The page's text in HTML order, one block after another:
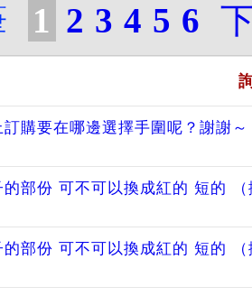
1 2 3 4 5 6
購要在哪邊選擇手圍呢？謝謝～
的部份 可不可以換成紅的 短的
的部份 可不可以換成紅的 短的